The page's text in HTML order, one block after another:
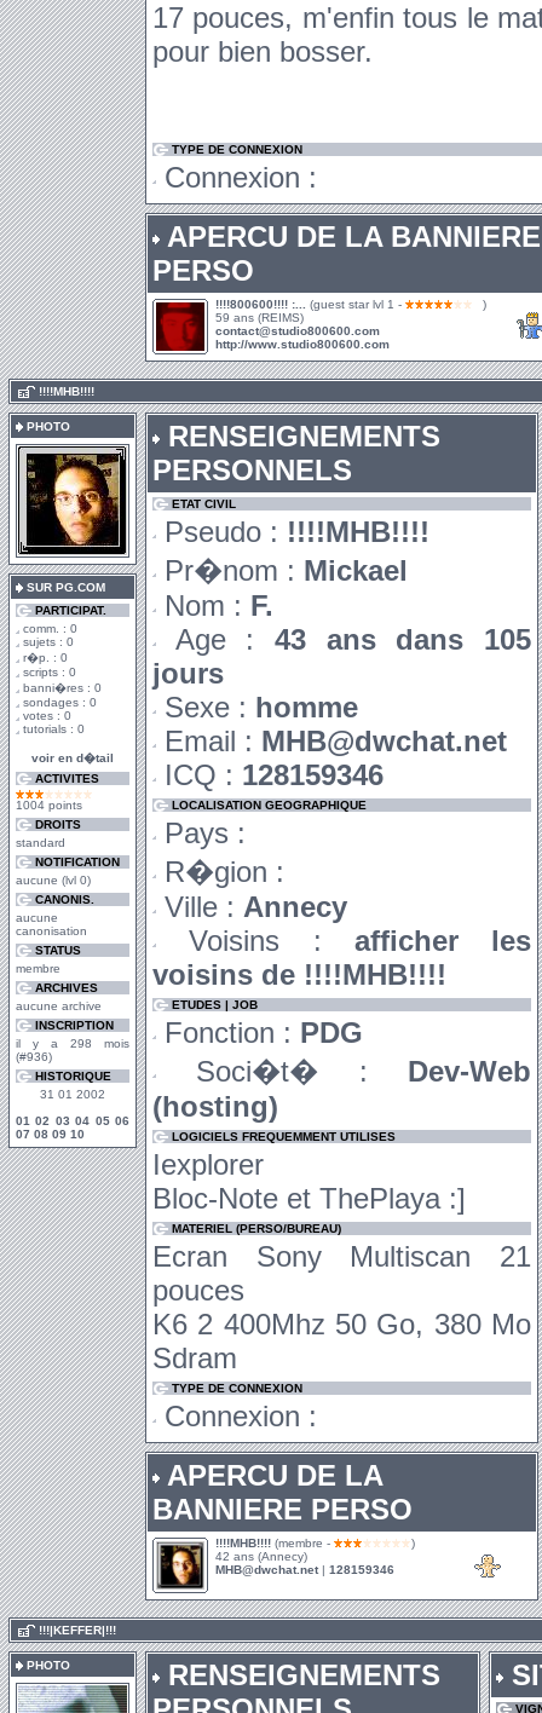
17 pouces, m'enfin tous le
pour bien bosser.
TYPE DE CONNEXION
Connexion :
APERCU DE LA BANNIERE
PERSO
!!!!800600!!!! :... (guest star lvl 1 -
)
59 ans (REIMS)
contact@studio800600.com
http://www.studio800600.com
!!!!MHB!!!!
PHOTO
SUR PG.COM
PARTICIPAT.
comm. : 0
sujets : 0
r�p. : 0
scripts : 0
banni�res : 0
sondages : 0
votes : 0
tutorials : 0
voir en d�tail
ACTIVITES
1004 points
DROITS
standard
NOTIFICATION
aucune (lvl 0)
CANONIS.
aucune
canonisation
STATUS
membre
ARCHIVES
aucune archive
INSCRIPTION
il y a 298 mois
(#936)
HISTORIQUE
31 01 2002
01 02 03 04 05 06
07 08 09 10
RENSEIGNEMENTS
PERSONNELS
ETAT CIVIL
Pseudo : !!!!MHB!!!!
Pr�nom : Mickael
Nom : F.
Age : 43 ans dans 105
jours
Sexe : homme
Email : MHB@dwchat.net
ICQ : 128159346
LOCALISATION GEOGRAPHIQUE
Pays :
R�gion :
Ville : Annecy
Voisins : afficher les
voisins de !!!!MHB!!!!
ETUDES | JOB
Fonction : PDG
Soci�t� : Dev-Web
(hosting)
LOGICIELS FREQUEMMENT UTILISES
Iexplorer
Bloc-Note et ThePlaya :]
MATERIEL (PERSO/BUREAU)
Ecran Sony Multiscan 21
pouces
K6 2 400Mhz 50 Go, 380 Mo
Sdram
TYPE DE CONNEXION
Connexion :
APERCU DE LA
BANNIERE PERSO
!!!!MHB!!!! (membre -
)
42 ans (Annecy)
MHB@dwchat.net| 128159346
!!!|KEFFER|!!!
PHOTO
RENSEIGNEMENTS